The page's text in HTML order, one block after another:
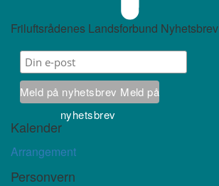
Friluftsrådenes Landsforbund Nyhetsbrev
Meld på nyhetsbrev Meld på
nyhetsbrev
Kalender
Arrangement
Personvern